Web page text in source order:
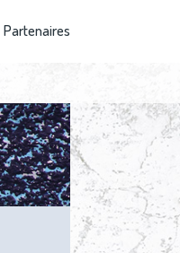
Partenaires